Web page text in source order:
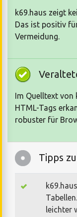
k69.haus zeigt
Das ist positiv
Vermeidung.
Im Quelltext von
HTML-Tags
robuster für
Tipps
leichter